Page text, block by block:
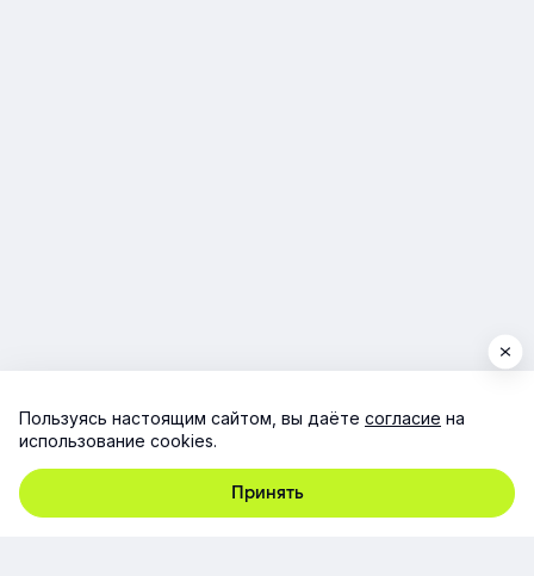
Пользуясь настоящим сайтом, вы даёте согласие на
использование cookies.
Принять